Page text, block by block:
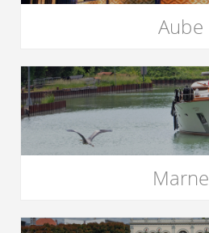
Aube
Marne